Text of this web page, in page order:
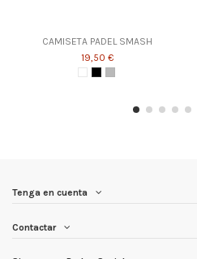
CAMISETA PADEL SMASH
19,50 €
Tenga en cuenta
Contactar